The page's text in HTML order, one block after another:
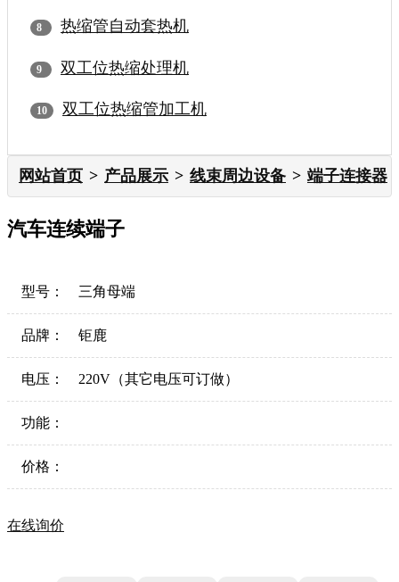
热缩管自动套热机
双工位热缩处理机
双工位热缩管加工机
网站首页 产品展示 线束周边设备 端子连接器
汽车连续端子
型号： 三角母端
品牌： 钜鹿
电压： 220V（其它电压可订做）
功能：
价格：
在线询价